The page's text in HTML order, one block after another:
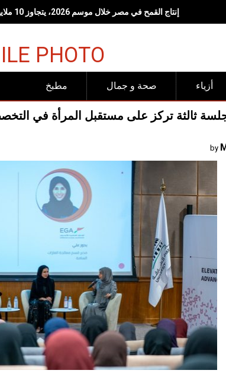
<br><br>وجهات "شروق".. مساحات صُممت لتجعل الحركة وأنماط<br>الحياة الصحية جزءاً طبيعياً من الحياة اليومية<span lang="EN" dir="LTR" style="font-size:17.0pt;line-height:150%"></span><br><br>
PHOTO
مطبخ صحة و جمال أزياء
ثالثة تركز على مستقبل المرأة في